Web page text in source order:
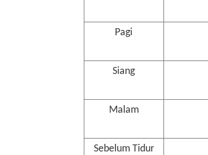
Pagi
Siang
Malam
Sebelum Tidur